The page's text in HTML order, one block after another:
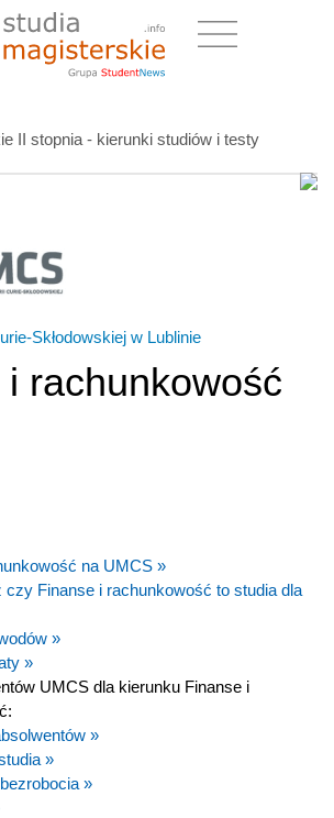
II stopnia - kierunki studiów i testy
Skłodowskiej w Lublinie
rachunkowość
na UMCS »
czy Finanse i rachunkowość to studia dla
»
»
UMCS dla kierunku Finanse i
»
»
»